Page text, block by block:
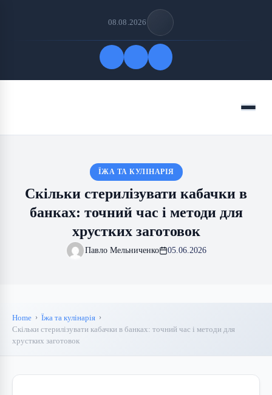
08.08.2026
Menu
ЇЖА ТА КУЛІНАРІЯ
Скільки стерилізувати кабачки в
банках: точний час і методи для
хрустких заготовок
Павло Мельниченко 05.06.2026
Home
Їжа та кулінарія
Скільки стерилізувати кабачки в банках: точний час і методи для
хрустких заготовок